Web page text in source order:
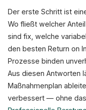
Der erste Schritt ist
Wo fließt welcher
sind fix, welche
den besten Return on
Prozesse binden
Aus diesen Antworten
Maßnahmenplan
verbessert — ohne